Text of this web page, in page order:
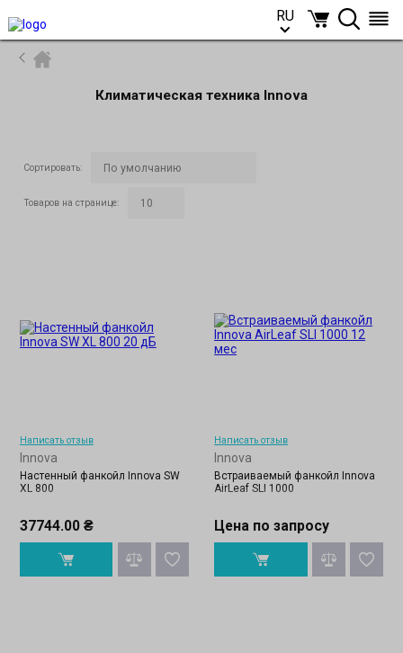
RU
Климатическая техника Innova
Сортировать:
Товаров на странице:
Написать отзыв
Innova
Настенный фанкойл Innova SW
XL 800
37744.00 ₴
Написать отзыв
Innova
Встраиваемый фанкойл Innova
AirLeaf SLI 1000
Цена по запросу